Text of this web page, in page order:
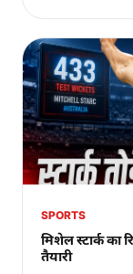
SPORTS
मिशेल स्टार्क का
तैयारी